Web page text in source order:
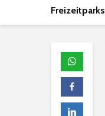
Freizeitparks